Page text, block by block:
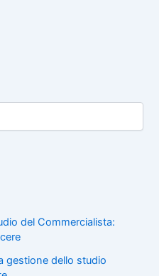
del Commercialista:
gestione dello studio